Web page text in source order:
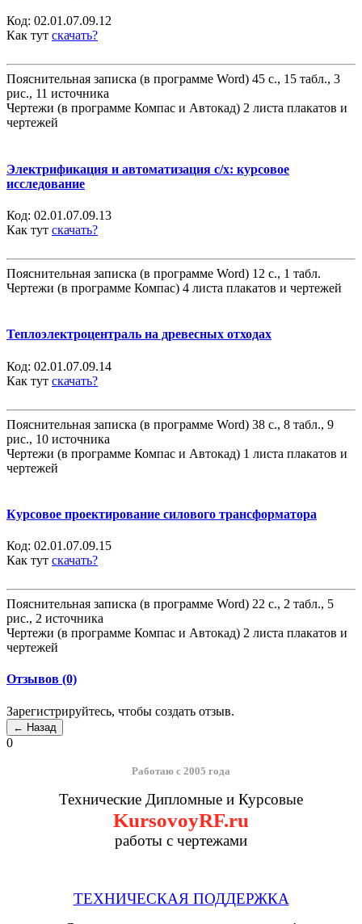
Код: 02.01.07.09.12
Как тут скачать?
Пояснительная записка (в программе Word) 45 с., 15 табл., 3
рис., 11 источника
Чертежи (в программе Компас и Автокад) 2 листа плакатов и
чертежей
Электрификация и автоматизация с/х: курсовое
исследование
Код: 02.01.07.09.13
Как тут скачать?
Пояснительная записка (в программе Word) 12 с., 1 табл.
Чертежи (в программе Компас) 4 листа плакатов и чертежей
Теплоэлектроцентраль на древесных отходах
Код: 02.01.07.09.14
Как тут скачать?
Пояснительная записка (в программе Word) 38 с., 8 табл., 9
рис., 10 источника
Чертежи (в программе Компас и Автокад) 1 листа плакатов и
чертежей
Курсовое проектирование силового трансформатора
Код: 02.01.07.09.15
Как тут скачать?
Пояснительная записка (в программе Word) 22 с., 2 табл., 5
рис., 2 источника
Чертежи (в программе Компас и Автокад) 2 листа плакатов и
чертежей
Отзывов (0)
Зарегистрируйтесь, чтобы создать отзыв.
0
Работаю с 2005 года
Технические Дипломные и Курсовые
KursovoyRF.ru
работы с чертежами
ТЕХНИЧЕСКАЯ ПОДДЕРЖКА